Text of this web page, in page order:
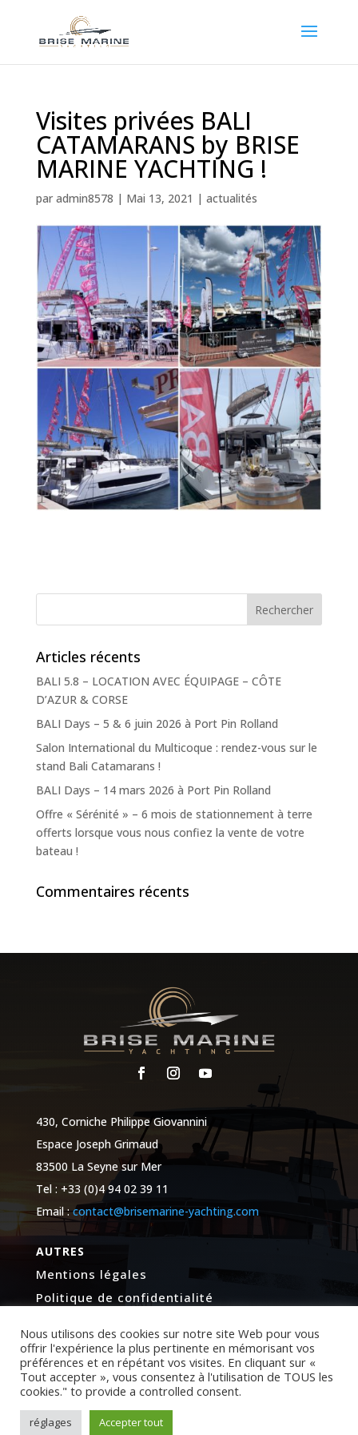
Visites privées BALI
CATAMARANS by BRISE
MARINE YACHTING !
par admin8578 | Mai 13, 2021 | actualités
Articles récents
BALI 5.8 – LOCATION AVEC ÉQUIPAGE – CÔTE
D’AZUR & CORSE
BALI Days – 5 & 6 juin 2026 à Port Pin Rolland
Salon International du Multicoque : rendez-vous sur le
stand Bali Catamarans !
BALI Days – 14 mars 2026 à Port Pin Rolland
Offre « Sérénité » – 6 mois de stationnement à terre
offerts lorsque vous nous confiez la vente de votre
bateau !
Commentaires récents
430, Corniche Philippe Giovannini
Espace Joseph Grimaud
83500 La Seyne sur Mer
Tel : +33 (0)4 94 02 39 11
Email :contact@brisemarine-yachting.com
AUTRES
Mentions légales
Politique de confidentialité
© Copyright Brise Marine Yachting – By Midostudio. Tous
droits réservés.
Nous utilisons des cookies sur notre site Web pour vous
offrir l'expérience la plus pertinente en mémorisant vos
préférences et en répétant vos visites. En cliquant sur «
Tout accepter », vous consentez à l'utilisation de TOUS les
cookies." to provide a controlled consent.
réglages Accepter tout